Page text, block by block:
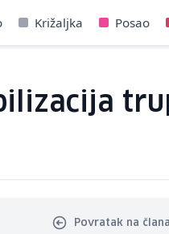
Križaljka Posao
Povratak na